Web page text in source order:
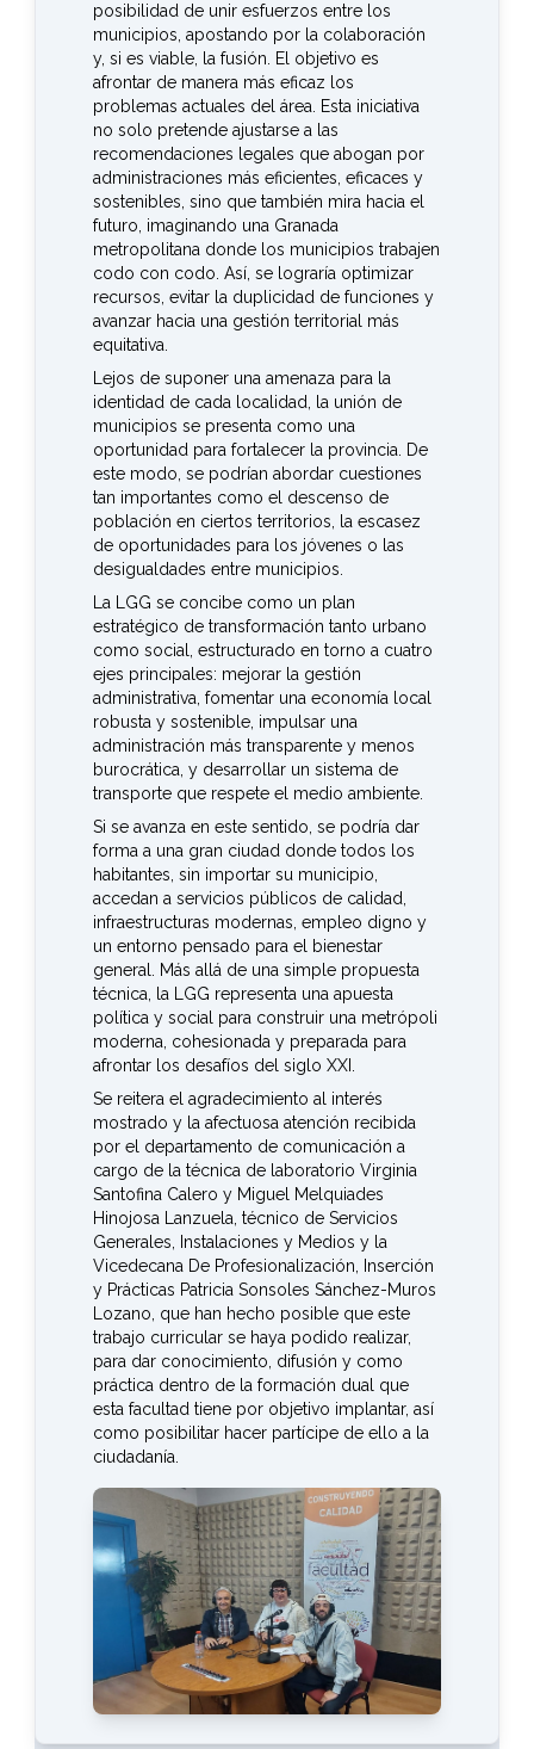
posibilidad de unir esfuerzos entre los
municipios, apostando por la colaboración
y, si es viable, la fusión. El objetivo es
afrontar de manera más eficaz los
problemas actuales del área. Esta iniciativa
no solo pretende ajustarse a las
recomendaciones legales que abogan por
administraciones más eficientes, eficaces y
sostenibles, sino que también mira hacia el
futuro, imaginando una Granada
metropolitana donde los municipios trabajen
codo con codo. Así, se lograría optimizar
recursos, evitar la duplicidad de funciones y
avanzar hacia una gestión territorial más
equitativa.
Lejos de suponer una amenaza para la
identidad de cada localidad, la unión de
municipios se presenta como una
oportunidad para fortalecer la provincia. De
este modo, se podrían abordar cuestiones
tan importantes como el descenso de
población en ciertos territorios, la escasez
de oportunidades para los jóvenes o las
desigualdades entre municipios.
La LGG se concibe como un plan
estratégico de transformación tanto urbano
como social, estructurado en torno a cuatro
ejes principales: mejorar la gestión
administrativa, fomentar una economía local
robusta y sostenible, impulsar una
administración más transparente y menos
burocrática, y desarrollar un sistema de
transporte que respete el medio ambiente.
Si se avanza en este sentido, se podría dar
forma a una gran ciudad donde todos los
habitantes, sin importar su municipio,
accedan a servicios públicos de calidad,
infraestructuras modernas, empleo digno y
un entorno pensado para el bienestar
general. Más allá de una simple propuesta
técnica, la LGG representa una apuesta
política y social para construir una metrópoli
moderna, cohesionada y preparada para
afrontar los desafíos del siglo XXI.
Se reitera el agradecimiento al interés
mostrado y la afectuosa atención recibida
por el departamento de comunicación a
cargo de la técnica de laboratorio Virginia
Santofina Calero y Miguel Melquiades
Hinojosa Lanzuela, técnico de Servicios
Generales, Instalaciones y Medios y la
Vicedecana De Profesionalización, Inserción
y Prácticas Patricia Sonsoles Sánchez-Muros
Lozano, que han hecho posible que este
trabajo curricular se haya podido realizar,
para dar conocimiento, difusión y como
práctica dentro de la formación dual que
esta facultad tiene por objetivo implantar, así
como posibilitar hacer partícipe de ello a la
ciudadanía.